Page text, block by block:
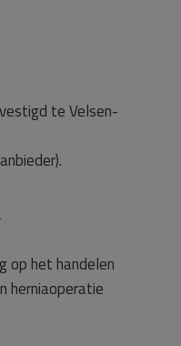
te Velsen-
op het handelen
herniaoperatie